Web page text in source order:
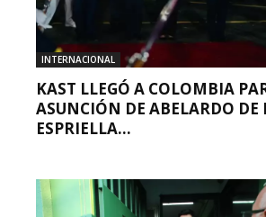
INTERNACIONAL
KAST LLEGÓ A COLOMBIA
ASUNCIÓN DE ABELARDO DE
ESPRIELLA...